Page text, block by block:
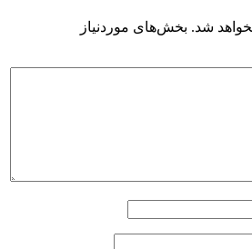
شد. بخش‌های موردنیاز